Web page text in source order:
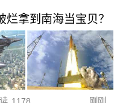
拿到南海当宝贝？